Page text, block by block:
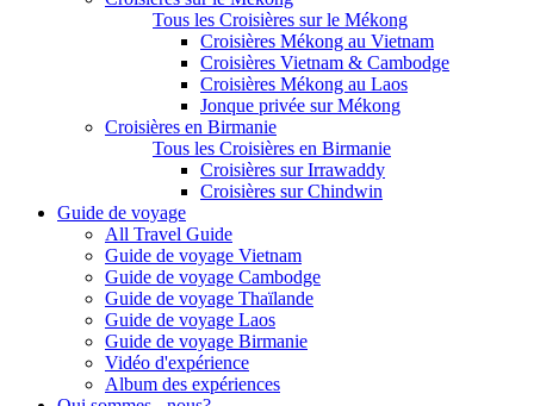
Tous les Croisières sur le Mékong
Croisières Mékong au Vietnam
Croisières Vietnam & Cambodge
Croisières Mékong au Laos
Jonque privée sur Mékong
Croisières en Birmanie
Tous les Croisières en Birmanie
Croisières sur Irrawaddy
Croisières sur Chindwin
Guide de voyage
All Travel Guide
Guide de voyage Vietnam
Guide de voyage Cambodge
Guide de voyage Thaïlande
Guide de voyage Laos
Guide de voyage Birmanie
Vidéo d'expérience
Album des expériences